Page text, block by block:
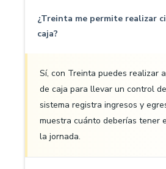
¿Treinta me permite realizar
caja?
Sí, con Treinta puedes realizar
de caja para llevar un control
sistema registra ingresos y
muestra cuánto deberías tener
la jornada.